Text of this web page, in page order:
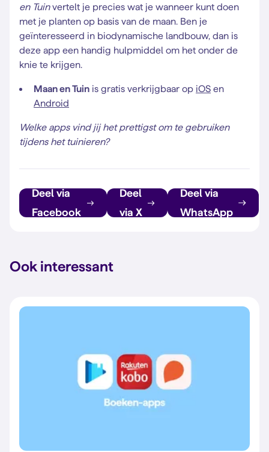
en Tuinvertelt je precies wat je wanneer kunt doen
met je planten op basis van de maan. Ben je
geïnteresseerd in biodynamische landbouw, dan is
deze app een handig hulpmiddel om het onder de
knie te krijgen.
Maan en Tuin is gratis verkrijgbaar op iOS en
Android
Welke apps vind jij het prettigst om te gebruiken
tijdens het tuinieren?
Deel via
Facebook
Deel
via X
Deel via
WhatsApp
Ook interessant